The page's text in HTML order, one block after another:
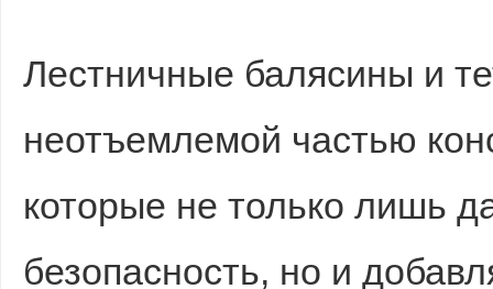
Лестничные балясины и
неотъемлемой частью
которые не только лишь
безопасность, но и